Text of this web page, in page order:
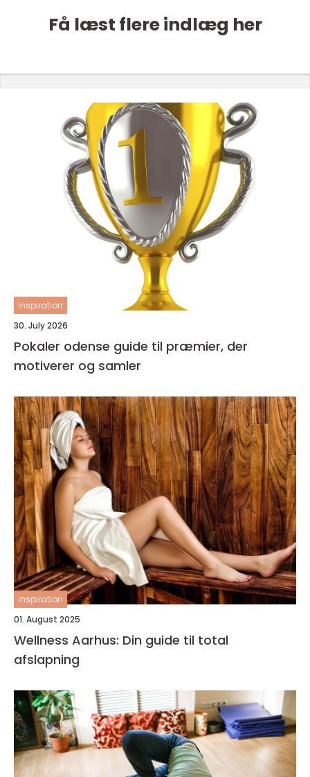
Få læst flere indlæg her
inspiration
30. July 2026
Pokaler odense guide til præmier, der
motiverer og samler
inspiration
01. August 2025
Wellness Aarhus: Din guide til total
afslapning